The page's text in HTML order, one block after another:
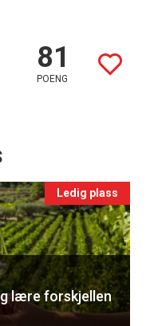
81
POENG
Ledig plass
lære forskjellen